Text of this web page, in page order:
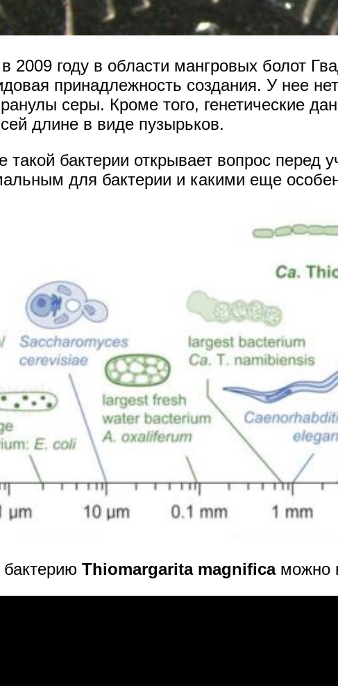
2009 году в области мангровых болот
принадлежность создания. У нее
серы. Кроме того, генетические
длине в виде пузырьков.
такой бактерии открывает вопрос перед
для бактерии и какими еще
Thiomargarita magnificaможно